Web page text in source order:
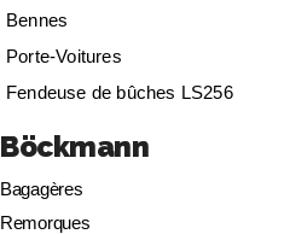
Bennes
Porte-Voitures
Fendeuse de bûches LS256
Böckmann
Bagagères
Remorques